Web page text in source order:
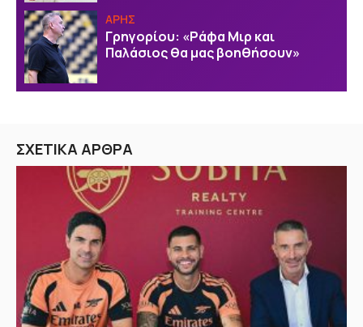
ΑΡΗΣ
Γρηγορίου: «Ράφα Μιρ και
Παλάσιος θα μας βοηθήσουν»
ΣΧΕΤΙΚΑ ΑΡΘΡΑ